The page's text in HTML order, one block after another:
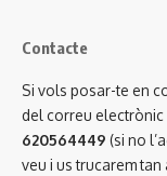
Contacte
Si vols posar-te en
del correu electrònic
620564449 (si no
veu i us trucarem